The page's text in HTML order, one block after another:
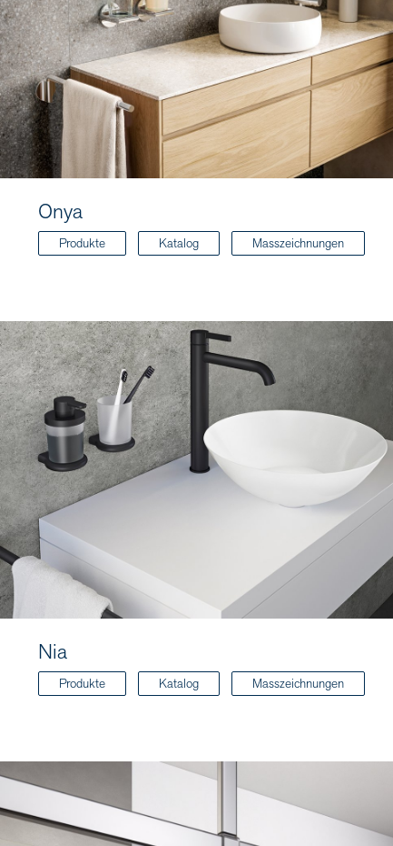
Onya
Produkte Katalog Masszeichnungen
Nia
Produkte Katalog Masszeichnungen